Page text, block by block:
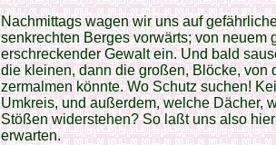
Nachmittags wagen wir uns auf
senkrechten Berges vorwärts; von neuem
erschreckender Gewalt ein. Und bald
die kleinen, dann die großen, Blöcke, von
zermalmen könnte. Wo Schutz suchen!
Umkreis, und außerdem, welche Dächer,
Stößen widerstehen? So laßt uns also
erwarten.